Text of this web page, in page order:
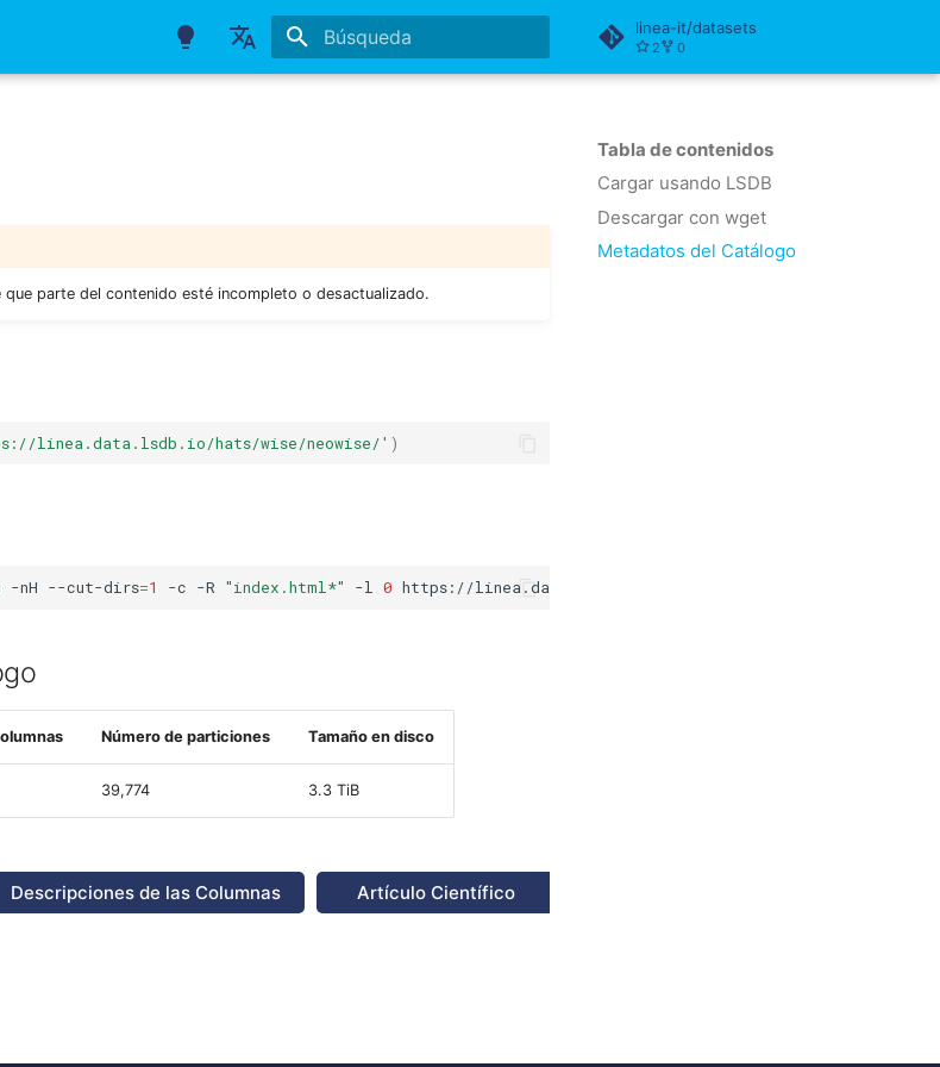
Inicializando búsqueda
linea-it/datasets
2 0
Tabla de contenidos
Cargar usando LSDB
Descargar con wget
Metadatos del Catálogo
que parte del contenido esté incompleto o desactualizado.
linea.data.lsdb.io/hats/wise/neowise/' )
-nH --cut-dirs=1 -c -R "index.html*" -l 0
Número de particiones Tamaño en disco
39,774 3.3 TiB
Descripciones de las Columnas Artículo Científico